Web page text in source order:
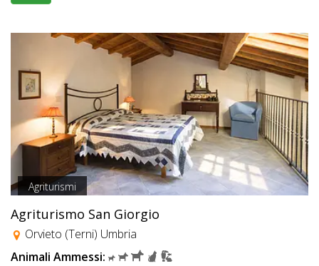
Agriturismi
Agriturismo San Giorgio
Orvieto (Terni) Umbria
Animali Ammessi: